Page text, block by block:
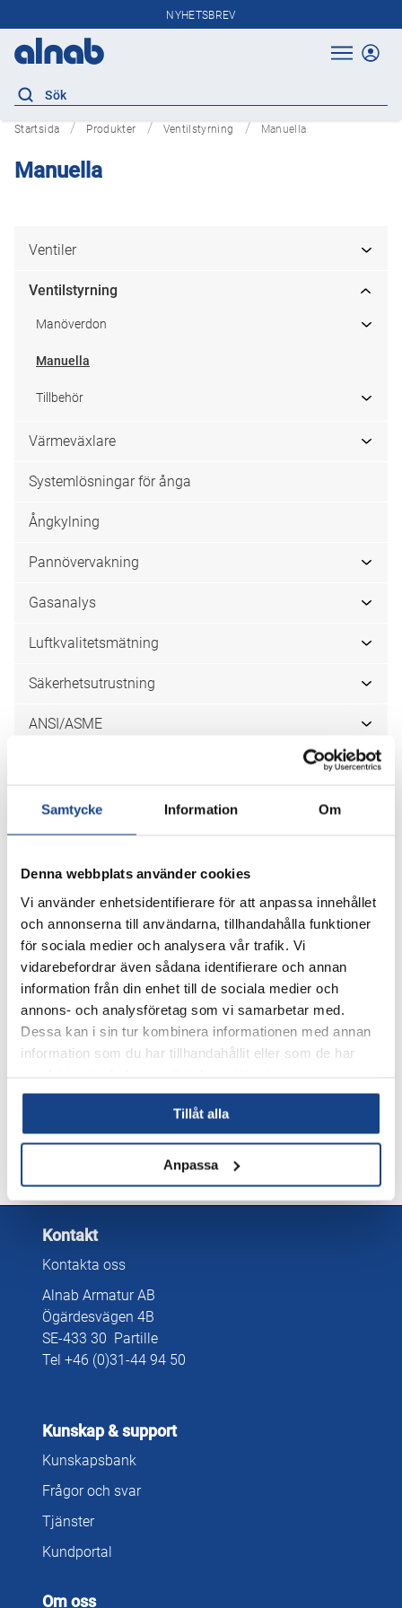
Samtycke Information Om
Denna webbplats använder cookies
Vi använder enhetsidentifierare för att anpassa innehållet
och annonserna till användarna, tillhandahålla funktioner
för sociala medier och analysera vår trafik. Vi
vidarebefordrar även sådana identifierare och annan
information från din enhet till de sociala medier och
annons- och analysföretag som vi samarbetar med.
Dessa kan i sin tur kombinera informationen med annan
information som du har tillhandahållit eller som de har
Tillåt alla
Anpassa
NYHETSBREV
Startsida Produkter Ventilstyrning Manuella
Manuella
Ventiler
Ventilstyrning
Manöverdon
Manuella
Tillbehör
Värmeväxlare
Systemlösningar för ånga
Ångkylning
Pannövervakning
Gasanalys
Luftkvalitetsmätning
Säkerhetsutrustning
ANSI/ASME
Dontyp: Manuell
Kontakt
Kontakta oss
Alnab Armatur AB
Ögärdesvägen 4B
SE-433 30 Partille
Tel +46 (0)31-44 94 50
Kunskap & support
Kunskapsbank
Frågor och svar
Tjänster
Kundportal
Om oss